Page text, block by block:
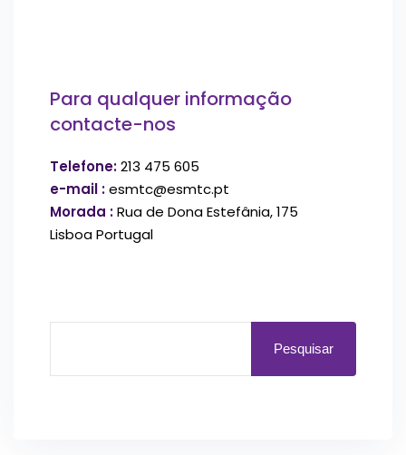
Para qualquer informação
contacte-nos
Telefone:213 475 605
e-mail :esmtc@esmtc.pt
Morada :Rua de Dona Estefânia, 175
Lisboa Portugal
Pesquisar